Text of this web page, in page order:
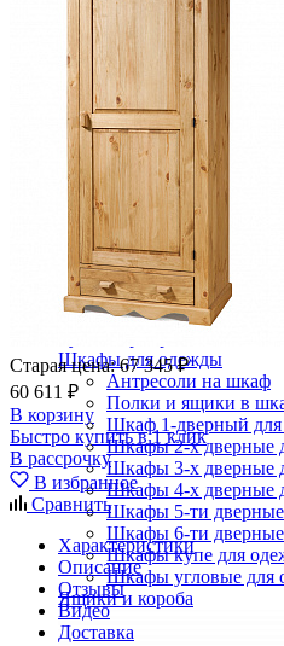
Спальня
Деревянные кровати с
Кровати
Кровати
Кровати
Зеркала
Комоды
Кровати двуспальные
Кровати металлические
Кровати односпальные
Кровати
Решетки и настилы под
Спальные гарнитуры
Тахта
Туалетные столики
Шкафы для одежды
Антресоли на шкаф
Полки и ящики в
Шкаф 1-дверный для
Шкафы 2-х дверные
Шкафы 3-х дверные
Шкафы 4-х дверные
Шкафы 5-ти дверные
Шкафы 6-ти дверные
Шкафы купе для
Шкафы угловые для
Ящики и короба
Старая цена:67 345 ₽
60 611 ₽
В корзину
Быстро купить в 1 клик
В рассрочку
В избранное
Сравнить
Характеристики
Описание
Отзывы
Видео
Доставка